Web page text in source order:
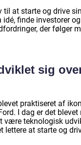
til at starte og drive
finde investorer og
der følger
sig
praktiseret af
I dag er det blevet
være teknologisk
lettere at starte og